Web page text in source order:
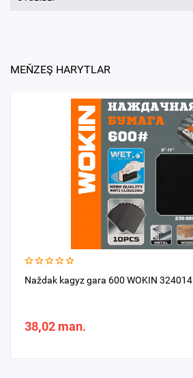
MEŇZEŞ HARYTLAR
Naždak kagyz gara 600 WOKIN 324014
38,02 man.